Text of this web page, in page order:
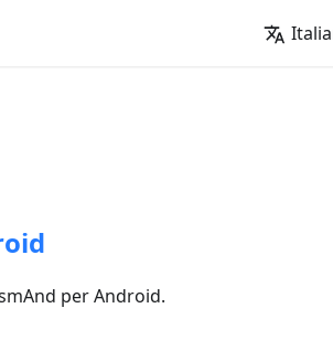
per Android.